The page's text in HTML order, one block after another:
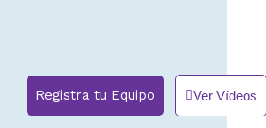
Registra tu Equipo Ver Vídeos